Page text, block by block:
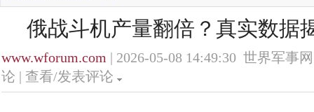
俄战斗机产量翻倍？真实数据
www.wforum.com | 2026-05-08 14:49:30 世界军事
论 | 查看/发表评论